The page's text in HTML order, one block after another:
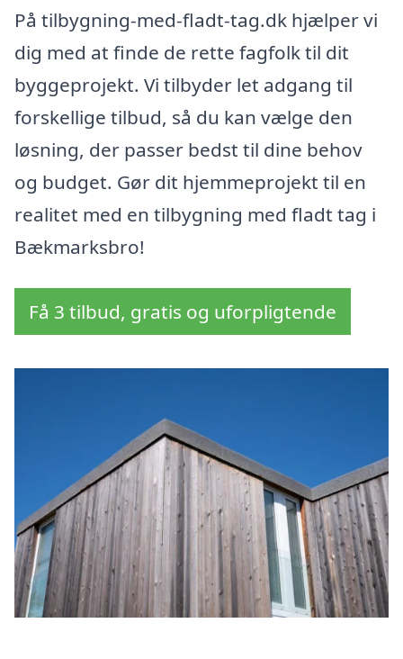
På tilbygning-med-fladt-tag.dk hjælper vi
dig med at finde de rette fagfolk til dit
byggeprojekt. Vi tilbyder let adgang til
forskellige tilbud, så du kan vælge den
løsning, der passer bedst til dine behov
og budget. Gør dit hjemmeprojekt til en
realitet med en tilbygning med fladt tag i
Bækmarksbro!
Få 3 tilbud, gratis og uforpligtende